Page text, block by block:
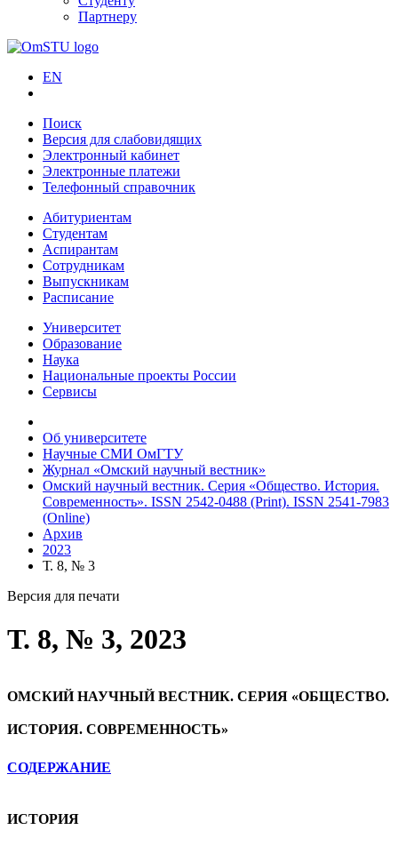
Партнеру
EN
Поиск
Версия для слабовидящих
Электронный кабинет
Электронные платежи
Телефонный справочник
Абитуриентам
Студентам
Аспирантам
Сотрудникам
Выпускникам
Расписание
Университет
Образование
Наука
Национальные проекты России
Сервисы
Об университете
Научные СМИ ОмГТУ
Журнал «Омский научный вестник»
Омский научный вестник. Серия «Общество. История.
Современность». ISSN 2542-0488 (Print). ISSN 2541-7983
(Online)
Архив
2023
Т. 8, № 3
Версия для печати
Т. 8, № 3, 2023
ОМСКИЙ НАУЧНЫЙ ВЕСТНИК. СЕРИЯ «ОБЩЕСТВО.
ИСТОРИЯ. СОВРЕМЕННОСТЬ»
СОДЕРЖАНИЕ
ИСТОРИЯ